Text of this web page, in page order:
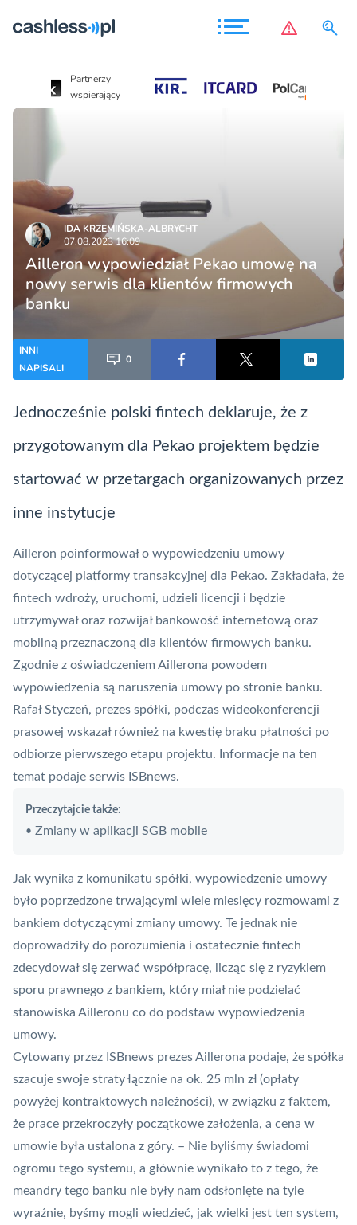
Partnerzy
wspierający
IDA KRZEMIŃSKA-ALBRYCHT
07.08.2023 16:09
Ailleron wypowiedział Pekao umowę na
nowy serwis dla klientów firmowych
banku
INNI
NAPISALI
0
Jednocześnie polski fintech deklaruje, że z
przygotowanym dla Pekao projektem będzie
startować w przetargach organizowanych przez
inne instytucje
Ailleron poinformował o wypowiedzeniu umowy
dotyczącej platformy transakcyjnej dla Pekao. Zakładała, że
fintech wdroży, uruchomi, udzieli licencji i będzie
utrzymywał oraz rozwijał bankowość internetową oraz
mobilną przeznaczoną dla klientów firmowych banku.
Zgodnie z oświadczeniem Aillerona powodem
wypowiedzenia są naruszenia umowy po stronie banku.
Rafał Styczeń, prezes spółki, podczas wideokonferencji
prasowej wskazał również na kwestię braku płatności po
odbiorze pierwszego etapu projektu. Informacje na ten
temat podaje serwis ISBnews.
Przeczytajcie także:
• Zmiany w aplikacji SGB mobile
Jak wynika z komunikatu spółki, wypowiedzenie umowy
było poprzedzone trwającymi wiele miesięcy rozmowami z
bankiem dotyczącymi zmiany umowy. Te jednak nie
doprowadziły do porozumienia i ostatecznie fintech
zdecydował się zerwać współpracę, licząc się z ryzykiem
sporu prawnego z bankiem, który miał nie podzielać
stanowiska Ailleronu co do podstaw wypowiedzenia
umowy.
Cytowany przez ISBnews prezes Aillerona podaje, że spółka
szacuje swoje straty łącznie na ok. 25 mln zł (opłaty
powyżej kontraktowych należności), w związku z faktem,
że prace przekroczyły początkowe założenia, a cena w
umowie była ustalona z góry. – Nie byliśmy świadomi
ogromu tego systemu, a głównie wynikało to z tego, że
meandry tego banku nie były nam odsłonięte na tyle
wyraźnie, byśmy mogli wiedzieć, jak wielki jest ten system,